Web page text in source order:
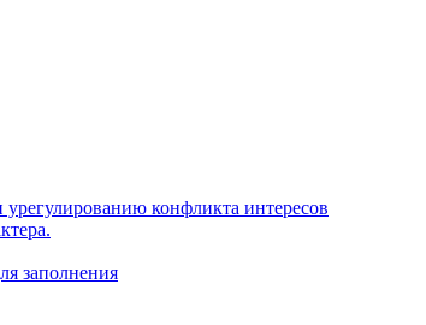
конфликта интересов
заполнения